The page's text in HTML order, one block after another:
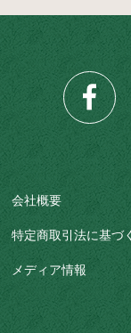
会社概要
特定商取引法に基づ
メディア情報